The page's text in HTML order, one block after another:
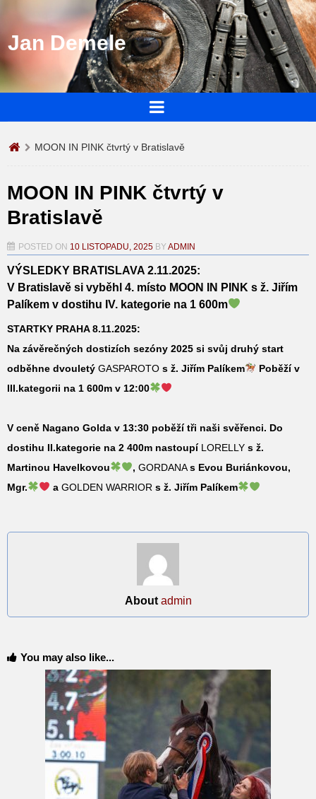
Jan Demele
MOON IN PINK čtvrtý v Bratislavě
MOON IN PINK čtvrtý v
Bratislavě
POSTED ON 10 LISTOPADU, 2025 BYADMIN
VÝSLEDKY BRATISLAVA 2.11.2025:
V Bratislavě si vyběhl 4. místo MOON IN PINK s ž. Jiřím
Palíkem v dostihu IV. kategorie na 1 600m
STARTKY PRAHA 8.11.2025:
Na závěrečných dostizích sezóny 2025 si svůj druhý start
odběhne dvouletý GASPAROTO s ž. Jiřím Palíkem
Poběží v
III.kategorii na 1 600m v 12:00
V ceně Nagano Golda v 13:30 poběží tři naši svěřenci. Do
dostihu II.kategorie na 2 400m nastoupí LORELLY s ž.
Martinou Havelkovou
, GORDANAs Evou Buriánkovou,
Mgr.
a GOLDEN WARRIOR s ž. Jiřím Palíkem
About admin
You may also like...